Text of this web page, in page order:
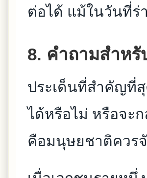
ต่อได้ แม้ในวันที่ร่
8. คำถามสำห
ประเด็นที่สำคัญที่สุ
ได้หรือไม่ หรือจะ
คือมนุษยชาติควร